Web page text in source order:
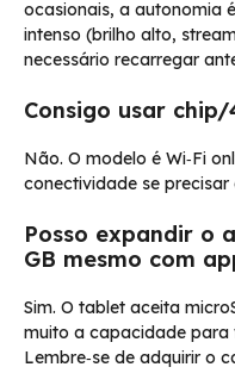
ocasionais, a autonomia
intenso (brilho alto,
necessário recarregar
Consigo usar chip/
Não. O modelo é Wi‑Fi
conectividade se precisar
Posso expandir o
GB mesmo com
Sim. O tablet aceita
muito a capacidade para
Lembre‑se de adquirir o